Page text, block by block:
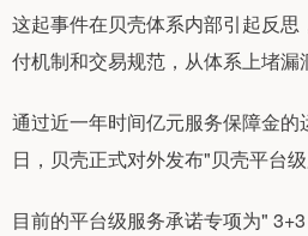
这起事件在贝壳体系内部引起反
付机制和交易规范，从体系上堵漏
通过近一年时间亿元服务保障金
日，贝壳正式对外发布"贝壳平台级
目前的平台级服务承诺专项为"